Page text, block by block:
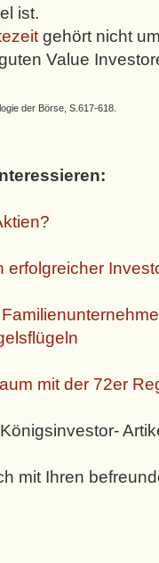
ist.
gehört nicht
Value
der Börse, S.617-618.
erfolgreicher
mit der 72er
mit Ihren